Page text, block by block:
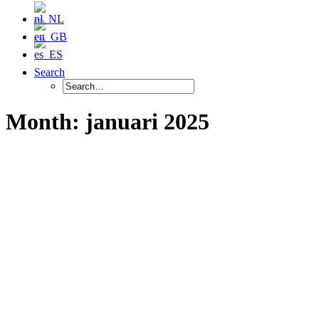
Search
Month: januari 2025